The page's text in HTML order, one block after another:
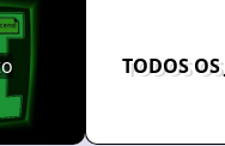
TODOS OS